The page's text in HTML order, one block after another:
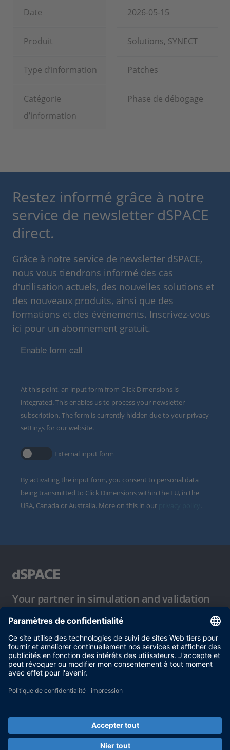
Date 2026-05-15
Produit Solutions, SYNECT
Type d’information Patches
Catégorie
d’information
Phase de débogage
Restez informé grâce à notre
service de newsletter dSPACE
direct.
Grâce à notre service de newsletter dSPACE,
nous vous tiendrons informé des cas
d'utilisation actuels, des nouvelles solutions et
des nouveaux produits, ainsi que des
formations et des événements. Inscrivez-vous
ici pour un abonnement gratuit.
Enable form call
At this point, an input form from Click Dimensions is
integrated. This enables us to process your newsletter
subscription. The form is currently hidden due to your privacy
settings for our website.
External input form
By activating the input form, you consent to personal data
being transmitted to Click Dimensions within the EU, in the
USA, Canada or Australia. More on this in our
.
Your partner in simulation and validation
Conditions d´utilisation
Politique de confidentialité
Mentions légales et conditions générales